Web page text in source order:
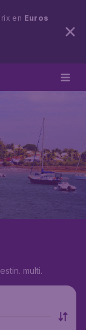
en Euros
multi.